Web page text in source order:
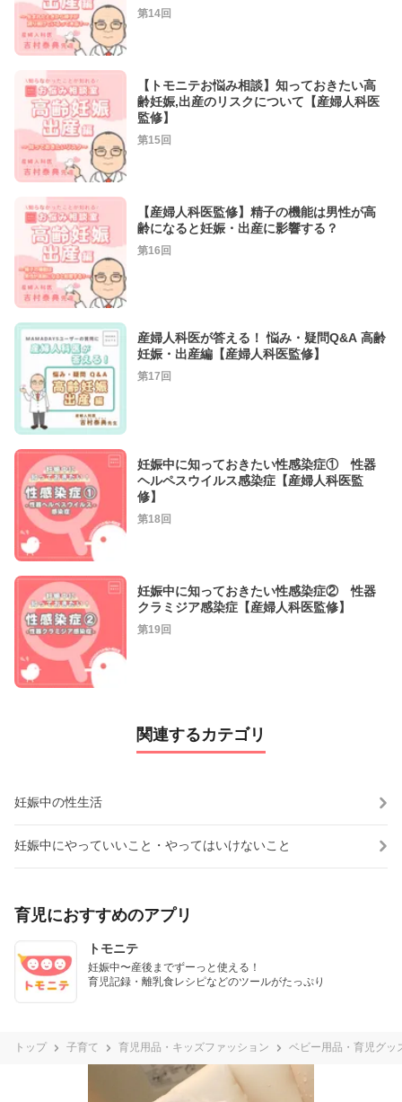
第14回
【トモニテお悩み相談】知っておきたい高
齢妊娠,出産のリスクについて【産婦人科医
監修】
第15回
【産婦人科医監修】精子の機能は男性が高
齢になると妊娠・出産に影響する？
第16回
産婦人科医が答える！ 悩み・疑問Q&A 高齢
妊娠・出産編【産婦人科医監修】
第17回
妊娠中に知っておきたい性感染症① 性器
ヘルペスウイルス感染症【産婦人科医監
修】
第18回
妊娠中に知っておきたい性感染症② 性器
クラミジア感染症【産婦人科医監修】
第19回
関連するカテゴリ
妊娠中の性生活
妊娠中にやっていいこと・やってはいけないこと
育児におすすめのアプリ
トモニテ
妊娠中〜産後までずーっと使える！
育児記録・離乳食レシピなどのツールがたっぷり
トップ 子育て 育児用品・キッズファッション ベビー用品・育児グッ